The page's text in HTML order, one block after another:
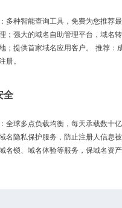
多种智能查询工具，免费为您推荐
；强大的域名自助管理平台，域名
；提供首家域名应用客户。 推荐：
册。
全
全球多点负载均衡，每天承载数十
名隐私保护服务，防止注册人信息
名锁、域名体验等服务，保域名资产